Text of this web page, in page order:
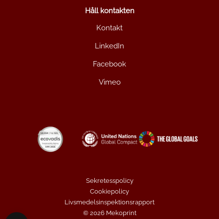
Håll kontakten
Kontakt
LinkedIn
Facebook
Vimeo
© 2026 Mekoprint
Sekretesspolicy
Cookiepolicy
Livsmedelsinspektionsrapport